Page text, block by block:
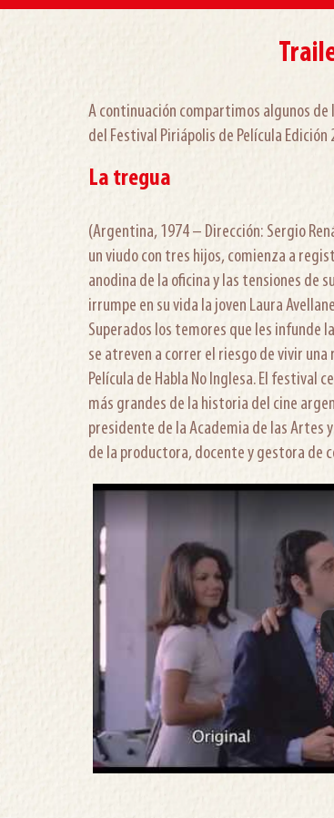
A continuación compartimos algunos
del Festival Piriápolis de Película Edición
La tregua
(Argentina, 1974 – Dirección: Sergio
un viudo con tres hijos, comienza a
anodina de la oficina y las tensiones de
irrumpe en su vida la joven Laura
Superados los temores que les infunde
se atreven a correr el riesgo de vivir una
Película de Habla No Inglesa. El festival
más grandes de la historia del cine
presidente de la Academia de las Artes
de la productora, docente y gestora de